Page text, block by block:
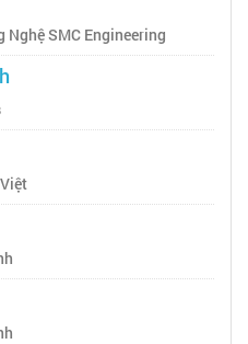
Nghệ SMC Engineering